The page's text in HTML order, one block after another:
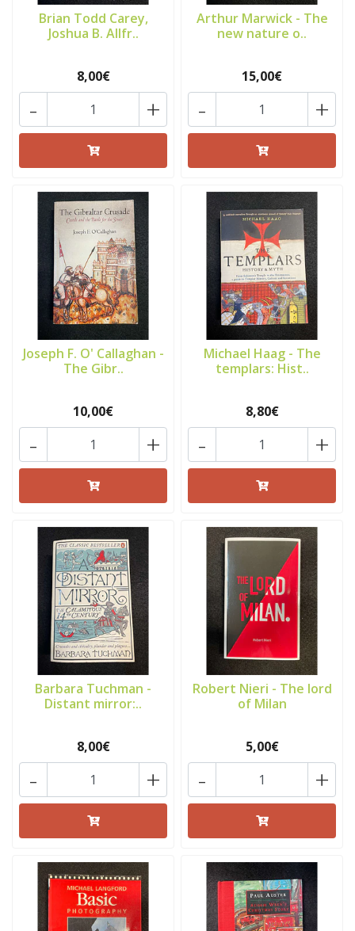
Brian Todd Carey,
Joshua B. Allfr..
8,00€
+
-
Arthur Marwick - The
new nature o..
15,00€
+
-
Joseph F. O' Callaghan -
The Gibr..
10,00€
+
-
Michael Haag - The
templars: Hist..
8,80€
+
-
Barbara Tuchman -
Distant mirror:..
8,00€
+
-
Robert Nieri - The lord
of Milan
5,00€
+
-